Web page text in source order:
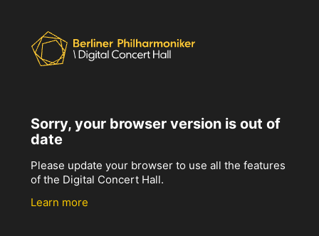
Sorry, your browser version is out of
date
Please update your browser to use all the features
of the Digital Concert Hall.
Learn more